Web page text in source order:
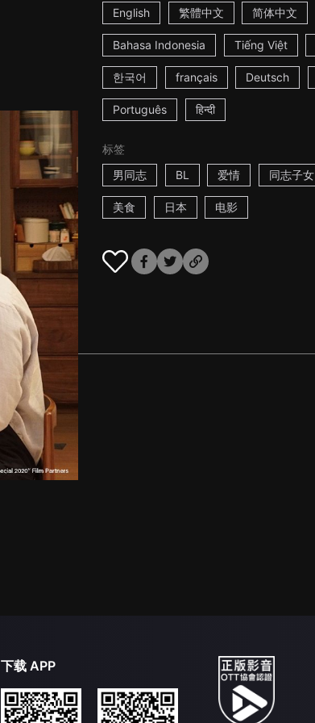
English 繁體中文 简体中文
Bahasa Indonesia Tiếng Việt
한국어 français Deutsch
Português हिन्दी
标签
男同志
BL 爱情 同志子女
美食 日本 电影
下载 APP